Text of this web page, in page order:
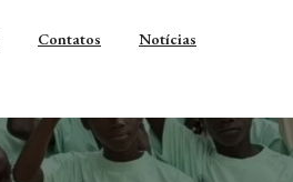
Contatos
Notícias